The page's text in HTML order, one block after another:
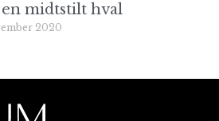
en midtstilt hval
2020